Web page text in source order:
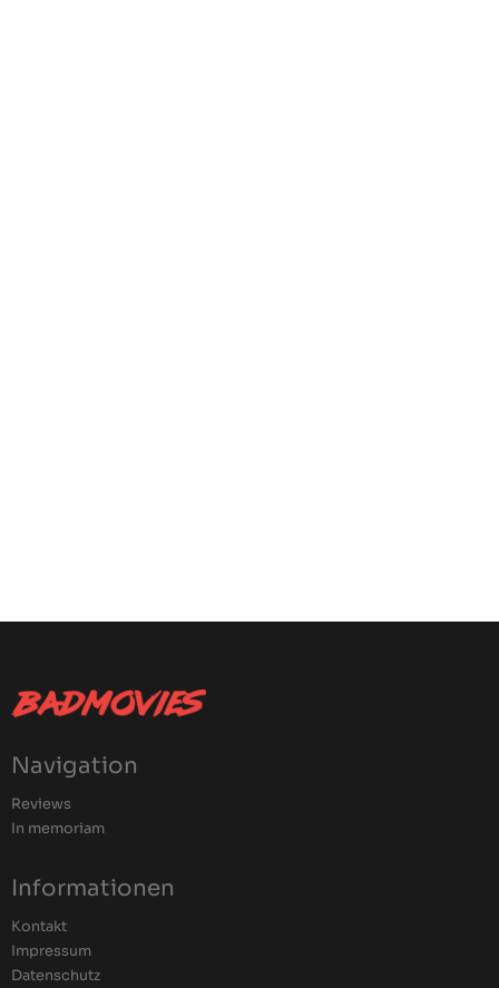
Navigation
Reviews
In memoriam
Informationen
Kontakt
Impressum
Datenschutz